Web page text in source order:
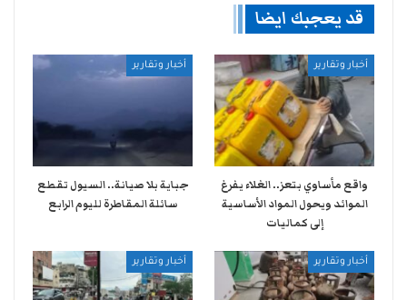
قد يعجبك ايضا
أخبار وتقارير
واقع مأساوي بتعز.. الغلاء يفرغ
الموائد ويحول المواد الأساسية
إلى كماليات
أخبار وتقارير
جباية بلا صيانة.. السيول تقطع
سائلة المقاطرة لليوم الرابع
أخبار وتقارير أخبار وتقارير